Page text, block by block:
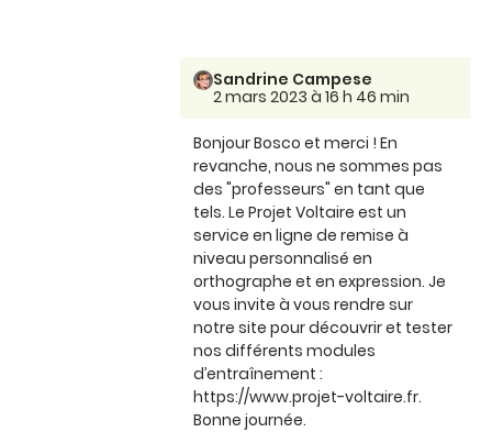
Sandrine Campese
2 mars 2023 à 16 h 46 min
Bonjour Bosco et merci ! En
revanche, nous ne sommes pas
des "professeurs" en tant que
tels. Le Projet Voltaire est un
service en ligne de remise à
niveau personnalisé en
orthographe et en expression. Je
vous invite à vous rendre sur
notre site pour découvrir et tester
nos différents modules
d’entraînement :
https://www.projet-voltaire.fr.
Bonne journée.